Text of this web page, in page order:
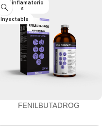
Antiinflamatorio
s
Inyectable
FENILBUTADROG